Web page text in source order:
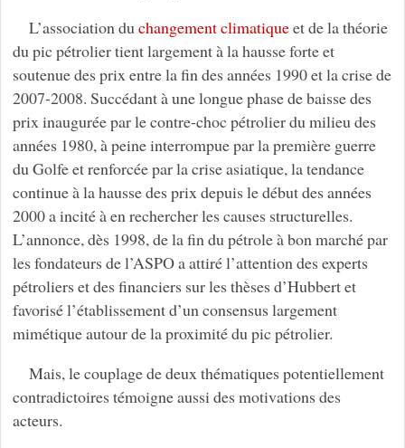
L’association duchangement climatiqueet de la théorie
du pic pétrolier tient largement à la hausse forte et
soutenue des prix entre la fin des années 1990 et la crise de
2007-2008. Succédant à une longue phase de baisse des
prix inaugurée par le contre-choc pétrolier du milieu des
années 1980, à peine interrompue par la première guerre
du Golfe et renforcée par la crise asiatique, la tendance
continue à la hausse des prix depuis le début des années
2000 a incité à en rechercher les causes structurelles.
L’annonce, dès 1998, de la fin du pétrole à bon marché par
les fondateurs de l’ASPO a attiré l’attention des experts
pétroliers et des financiers sur les thèses d’Hubbert et
favorisé l’établissement d’un consensus largement
mimétique autour de la proximité du pic pétrolier.
Mais, le couplage de deux thématiques potentiellement
contradictoires témoigne aussi des motivations des
acteurs.